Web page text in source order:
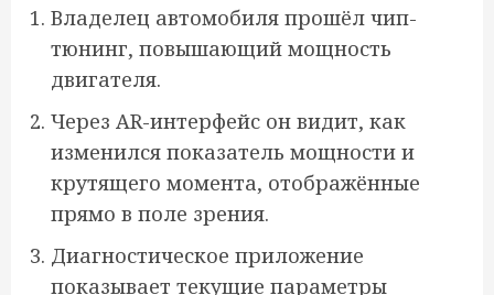
Владелец автомобиля прошёл чип-
тюнинг, повышающий мощность
двигателя.
Через AR-интерфейс он видит, как
изменился показатель мощности и
крутящего момента, отображённые
прямо в поле зрения.
Диагностическое приложение
показывает текущие параметры